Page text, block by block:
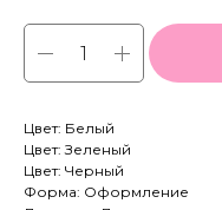
Цвет: Белый
Цвет: Зеленый
Цвет: Черный
Форма: Оформление